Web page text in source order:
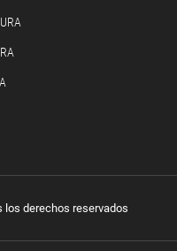
los derechos reservados